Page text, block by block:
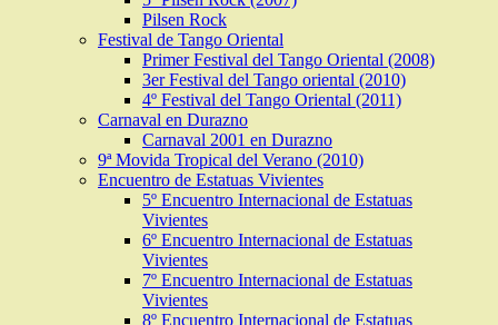
Pilsen Rock
Festival de Tango Oriental
Primer Festival del Tango Oriental (2008)
3er Festival del Tango oriental (2010)
4º Festival del Tango Oriental (2011)
Carnaval en Durazno
Carnaval 2001 en Durazno
9ª Movida Tropical del Verano (2010)
Encuentro de Estatuas Vivientes
5º Encuentro Internacional de Estatuas
Vivientes
6º Encuentro Internacional de Estatuas
Vivientes
7º Encuentro Internacional de Estatuas
Vivientes
8º Encuentro Internacional de Estatuas